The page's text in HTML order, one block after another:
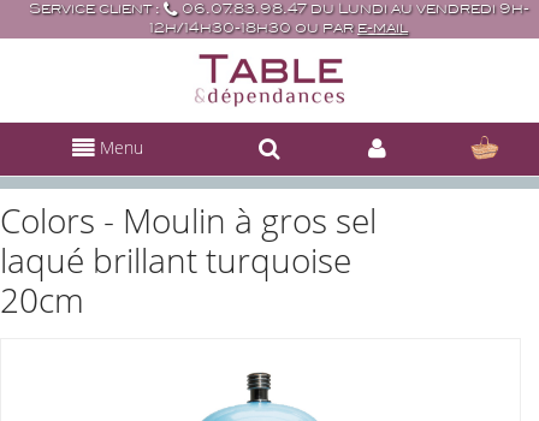
Service client :
06.07.83.98.47 du Lundi au vendredi 9h-
12h/14h30-18h30 ou par e-mail
Menu
Colors - Moulin à gros sel
laqué brillant turquoise
20cm